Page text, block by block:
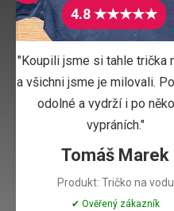
4.8 ★★★★★
"Koupili jsme si tahle trička
a všichni jsme je milovali.
odolné a vydrží i po
vypráních."
Tomáš Marek
Produkt: Tričko na vodu
✔ Ověřený zákazník